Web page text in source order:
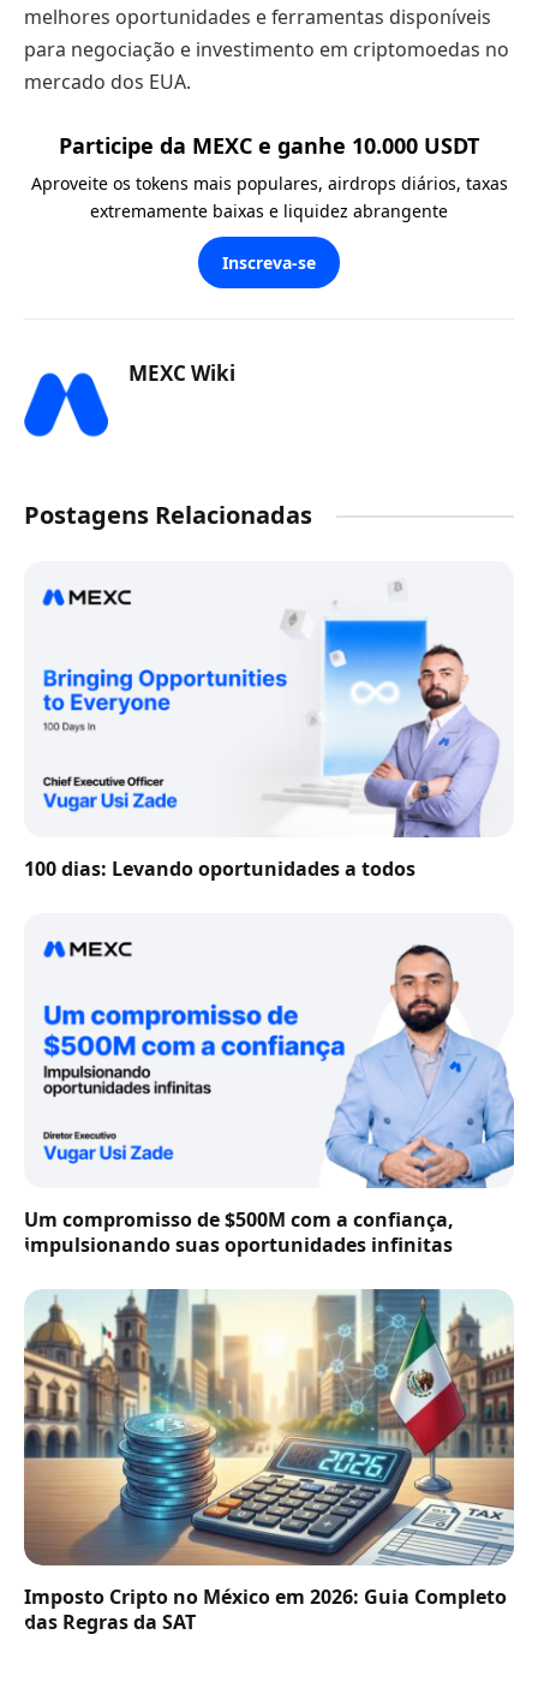
melhores oportunidades e ferramentas disponíveis
para negociação e investimento em criptomoedas no
mercado dos EUA.
Participe da MEXC e ganhe 10.000 USDT
Aproveite os tokens mais populares, airdrops diários, taxas
extremamente baixas e liquidez abrangente
Inscreva-se
MEXC Wiki
Postagens Relacionadas
100 dias: Levando oportunidades a todos
Um compromisso de $500M com a confiança,
impulsionando suas oportunidades infinitas
Imposto Cripto no México em 2026: Guia Completo
das Regras da SAT